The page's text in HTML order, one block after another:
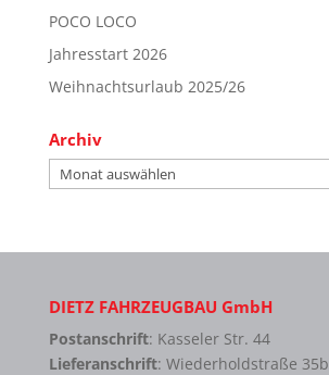
POCO LOCO
Jahresstart 2026
Weihnachtsurlaub 2025/26
Archiv
Archiv
DIETZ FAHRZEUGBAU GmbH
Postanschrift: Kasseler Str. 44
Lieferanschrift: Wiederholdstraße 35b